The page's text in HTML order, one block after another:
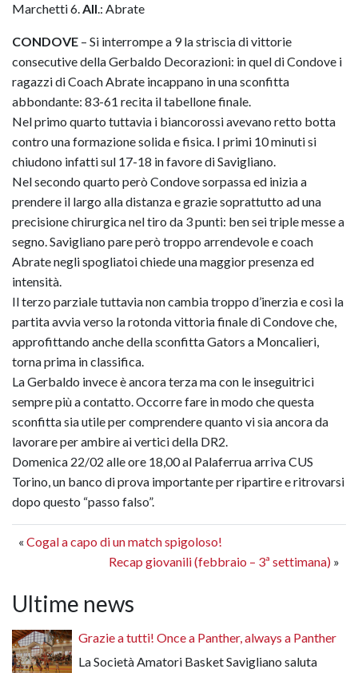
Marchetti 6.All.: Abrate
CONDOVE – Si interrompe a 9 la striscia di vittorie
consecutive della Gerbaldo Decorazioni: in quel di Condove i
ragazzi di Coach Abrate incappano in una sconfitta
abbondante: 83-61 recita il tabellone finale.
Nel primo quarto tuttavia i biancorossi avevano retto botta
contro una formazione solida e fisica. I primi 10 minuti si
chiudono infatti sul 17-18 in favore di Savigliano.
Nel secondo quarto però Condove sorpassa ed inizia a
prendere il largo alla distanza e grazie soprattutto ad una
precisione chirurgica nel tiro da 3 punti: ben sei triple messe a
segno. Savigliano pare però troppo arrendevole e coach
Abrate negli spogliatoi chiede una maggior presenza ed
intensità.
Il terzo parziale tuttavia non cambia troppo d’inerzia e così la
partita avvia verso la rotonda vittoria finale di Condove che,
approfittando anche della sconfitta Gators a Moncalieri,
torna prima in classifica.
La Gerbaldo invece è ancora terza ma con le inseguitrici
sempre più a contatto. Occorre fare in modo che questa
sconfitta sia utile per comprendere quanto vi sia ancora da
lavorare per ambire ai vertici della DR2.
Domenica 22/02 alle ore 18,00 al Palaferrua arriva CUS
Torino, un banco di prova importante per ripartire e ritrovarsi
dopo questo “passo falso”.
« Cogal a capo di un match spigoloso!
Recap giovanili (febbraio – 3ª settimana) »
Ultime news
Grazie a tutti! Once a Panther, always a Panther
La Società Amatori Basket Savigliano saluta